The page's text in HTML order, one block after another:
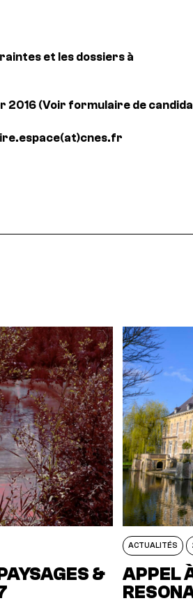
et les dossiers à
2016 (Voir formulaire de
&
ACTUALITÉS
APPEL